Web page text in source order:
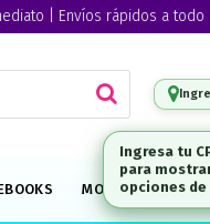
| Envíos rápidos a todo el
MONITORES